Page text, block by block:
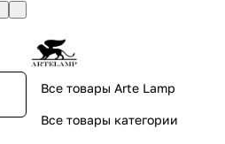
Все товары Arte Lamp
Все товары категории